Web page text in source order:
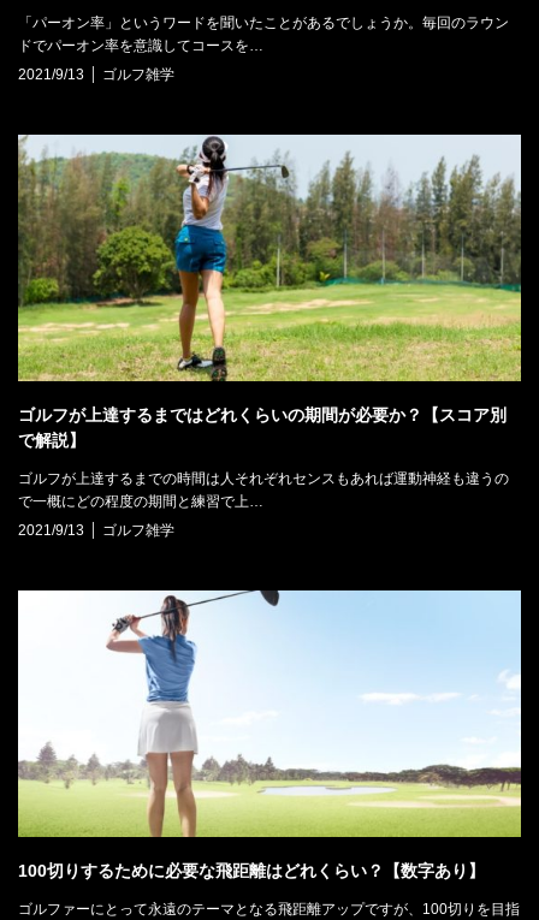
「パーオン率」というワードを聞いたことがあるでしょうか。毎回のラウン
ドでパーオン率を意識してコースを…
2021/9/13
ゴルフ雑学
ゴルフが上達するまではどれくらいの期間が必要か？【スコア別
で解説】
ゴルフが上達するまでの時間は人それぞれセンスもあれば運動神経も違うの
で一概にどの程度の期間と練習で上…
2021/9/13
ゴルフ雑学
100切りするために必要な飛距離はどれくらい？【数字あり】
ゴルファーにとって永遠のテーマとなる飛距離アップですが、100切りを目指